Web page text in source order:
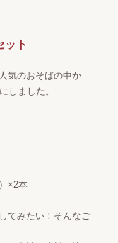
ット
気のおそばの中か
しました。
×2本
てみたい！そんなご